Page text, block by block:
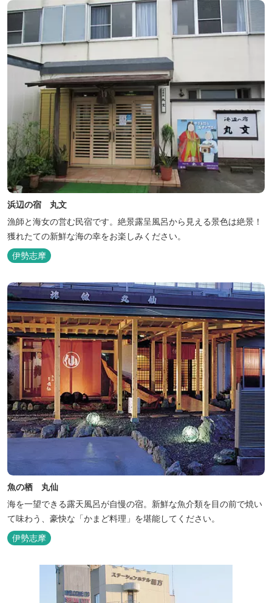
浜辺の宿 丸文
漁師と海女の営む民宿です。絶景露呈風呂から見える景色は絶景！
獲れたての新鮮な海の幸をお楽しみください。
伊勢志摩
魚の栖 丸仙
海を一望できる露天風呂が自慢の宿。新鮮な魚介類を目の前で焼い
て味わう、豪快な「かまど料理」を堪能してください。
伊勢志摩